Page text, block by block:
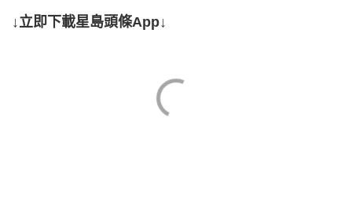
↓立即下載星島頭條App↓